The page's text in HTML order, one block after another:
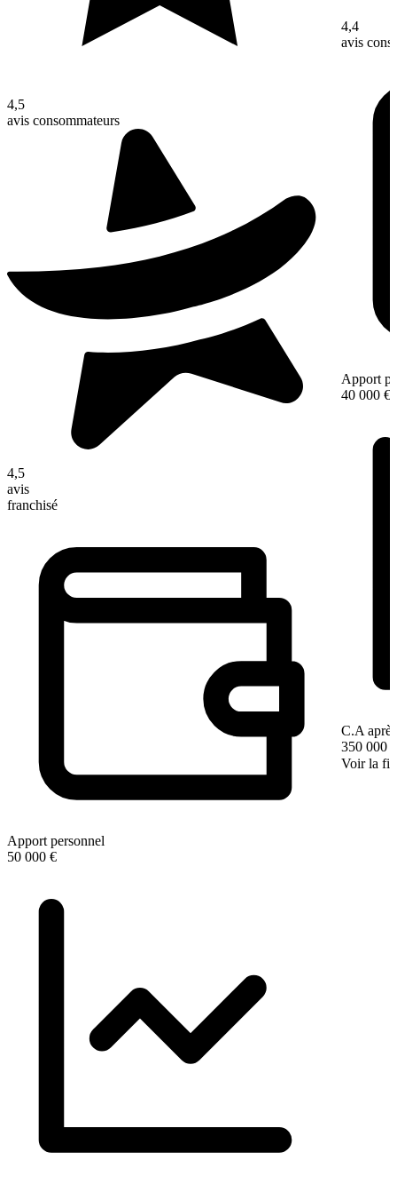
4,5
avis consommateurs
4,5
avis
franchisé
Apport personnel
50 000 €
4,4
avis
Apport
40 000 €
C.A
350 000 €
Voir la